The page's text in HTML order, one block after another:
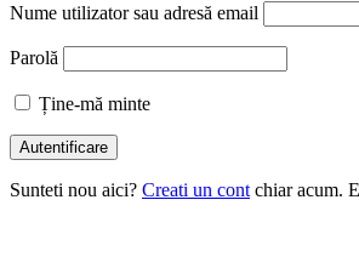
Nume utilizator sau adresă email
Parolă
Ține-mă minte
Sunteti nou aici? Creati un cont chiar acum.